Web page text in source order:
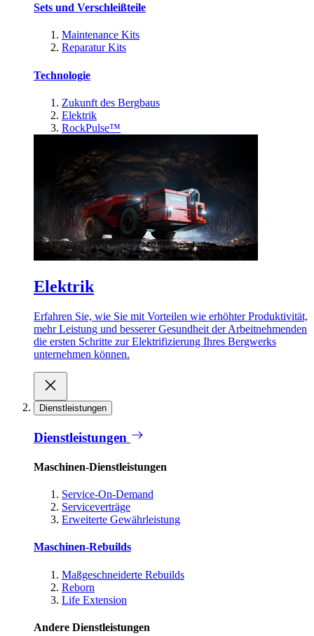
Sets und Verschleißteile
Maintenance Kits
Reparatur Kits
Technologie
Zukunft des Bergbaus
Elektrik
RockPulse™
Elektrik
Erfahren Sie, wie Sie mit Vorteilen wie erhöhter Produktivität,
mehr Leistung und besserer Gesundheit der Arbeitnehmenden
die ersten Schritte zur Elektrifizierung Ihres Bergwerks
unternehmen können.
Dienstleistungen
Dienstleistungen
Maschinen-Dienstleistungen
Service-On-Demand
Serviceverträge
Erweiterte Gewährleistung
Maschinen-Rebuilds
Maßgeschneiderte Rebuilds
Reborn
Life Extension
Andere Dienstleistungen